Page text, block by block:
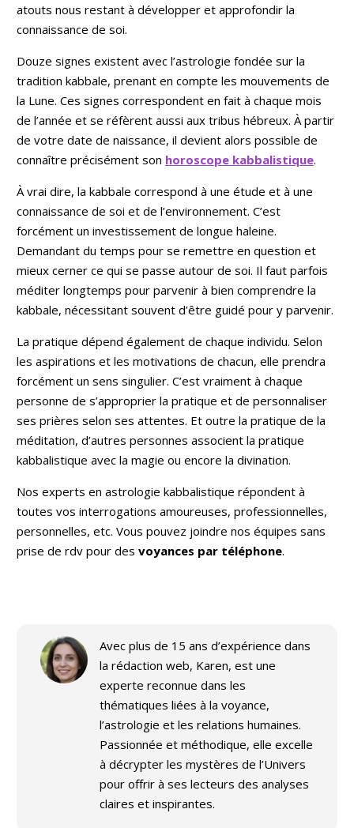
atouts nous restant à développer et approfondir la
connaissance de soi.
Douze signes existent avec l’astrologie fondée sur la
tradition kabbale, prenant en compte les mouvements de
la Lune. Ces signes correspondent en fait à chaque mois
de l’année et se réfèrent aussi aux tribus hébreux. À partir
de votre date de naissance, il devient alors possible de
connaître précisément son horoscope kabbalistique.
À vrai dire, la kabbale correspond à une étude et à une
connaissance de soi et de l’environnement. C’est
forcément un investissement de longue haleine.
Demandant du temps pour se remettre en question et
mieux cerner ce qui se passe autour de soi. Il faut parfois
méditer longtemps pour parvenir à bien comprendre la
kabbale, nécessitant souvent d’être guidé pour y parvenir.
La pratique dépend également de chaque individu. Selon
les aspirations et les motivations de chacun, elle prendra
forcément un sens singulier. C’est vraiment à chaque
personne de s’approprier la pratique et de personnaliser
ses prières selon ses attentes. Et outre la pratique de la
méditation, d’autres personnes associent la pratique
kabbalistique avec la magie ou encore la divination.
Nos experts en astrologie kabbalistique répondent à
toutes vos interrogations amoureuses, professionnelles,
personnelles, etc. Vous pouvez joindre nos équipes sans
prise de rdv pour des voyances par téléphone.
Avec plus de 15 ans d’expérience dans
la rédaction web, Karen, est une
experte reconnue dans les
thématiques liées à la voyance,
l’astrologie et les relations humaines.
Passionnée et méthodique, elle excelle
à décrypter les mystères de l’Univers
pour offrir à ses lecteurs des analyses
claires et inspirantes.